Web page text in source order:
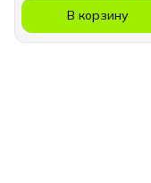
В корзину